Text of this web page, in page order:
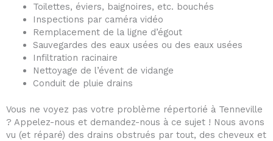
Toilettes, éviers, baignoires, etc. bouchés
Inspections par caméra vidéo
Remplacement de la ligne d’égout
Sauvegardes des eaux usées ou des eaux usées
Infiltration racinaire
Nettoyage de l’évent de vidange
Conduit de pluie drains
Vous ne voyez pas votre problème répertorié à Tenneville
? Appelez-nous et demandez-nous à ce sujet ! Nous avons
vu (et réparé) des drains obstrués par tout, des cheveux et